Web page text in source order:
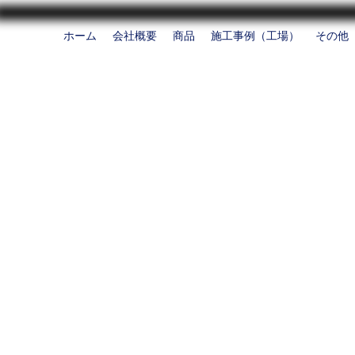
ホーム 会社概要 商品 施工事例（工場） その他